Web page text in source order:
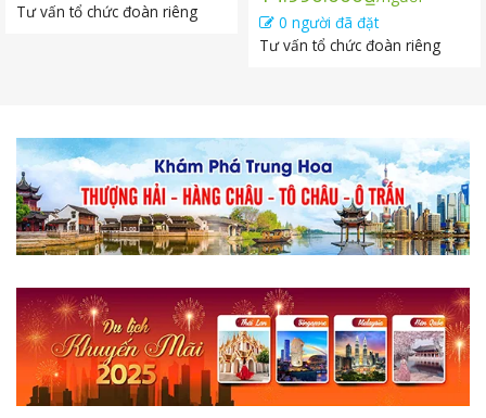
16.990.000₫.là:
Tư vấn tổ chức đoàn riêng
5 sao
gốc
là:
16.990.000₫.
hiện
tại
là:
0 người đã đặt
Tư vấn tổ chức đoàn riêng